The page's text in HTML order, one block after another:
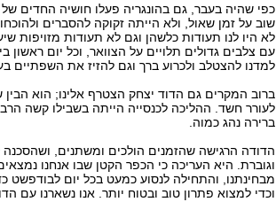
כפי שהיה בעבר, גם בהונגריה פעלו חושיה החדים של
שוב על זמן שאול, ולא הייתה זקוקה להסברים
לא היו לנו תעודות כלשהן וגם לא תעודות מזויפות
עם צלבים גדולים תלויים על הצוואר, וכל יום ראשון
למדנו להצטלב ולכרוע ברך וגם להזיז את השפתיים
ברוב המקרים גם הדוד יצחק הצטרף אלינו; הוא
לעורר חשד. ההליכה לכנסייה הייתה בשבילו קשה
ברירה נהג כמוה.
הדודה הרגישה שהזמנים הולכים ומשתנים,
וגוברת. היא העריכה כי הכפר הקטן שבו אנחנו
מבחינתנו, והתחילה לנסוע כמעט בכל יום לבודפשט
וכדי למצוא פתרון טוב ובטוח יותר. אנו נשארנו עם